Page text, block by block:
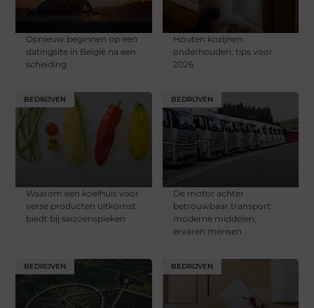
Opnieuw beginnen op een
datingsite in België na een
scheiding
Houten kozijnen
onderhouden: tips voor
2026
BEDRIJVEN
Waarom een koelhuis voor
verse producten uitkomst
biedt bij seizoenspieken
BEDRIJVEN
De motor achter
betrouwbaar transport:
moderne middelen,
ervaren mensen
BEDRIJVEN BEDRIJVEN